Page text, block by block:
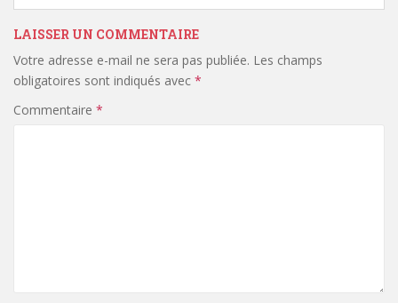
LAISSER UN COMMENTAIRE
Votre adresse e-mail ne sera pas publiée. Les champs
obligatoires sont indiqués avec *
Commentaire *